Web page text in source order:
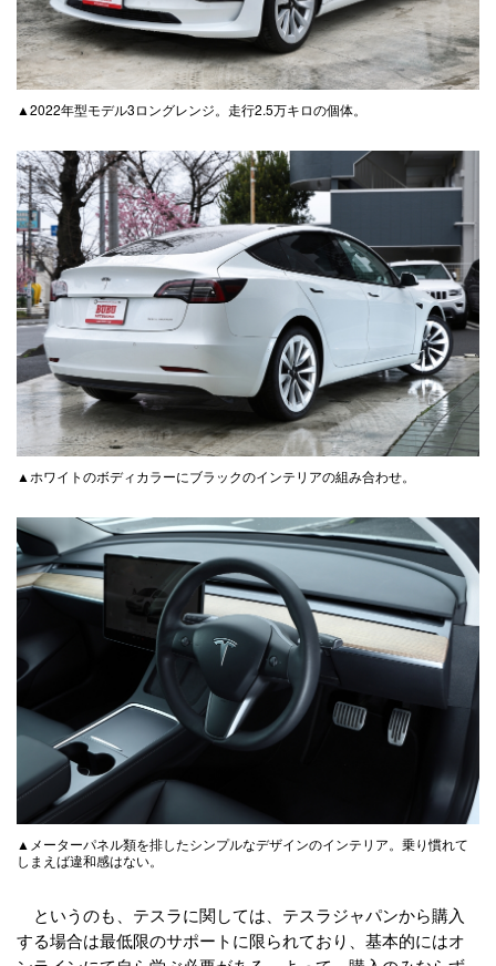
▲2022年型モデル3ロングレンジ。走行2.5万キロの個体。
▲ホワイトのボディカラーにブラックのインテリアの組み合わせ。
▲メーターパネル類を排したシンプルなデザインのインテリア。乗り慣れて
しまえば違和感はない。
というのも、テスラに関しては、テスラジャパンから購入
する場合は最低限のサポートに限られており、基本的にはオ